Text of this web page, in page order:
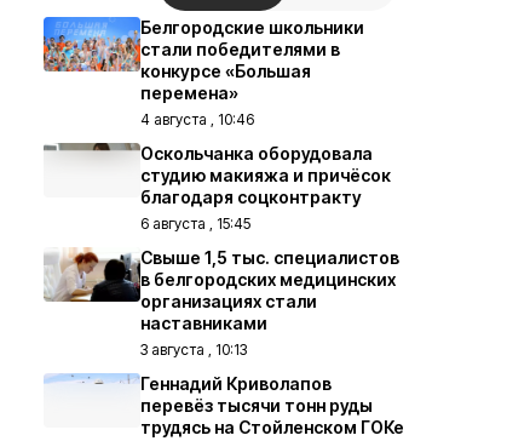
Белгородские школьники
стали победителями в
конкурсе «Большая
перемена»
4 августа , 10:46
Оскольчанка оборудовала
студию макияжа и причёсок
благодаря соцконтракту
6 августа , 15:45
Свыше 1,5 тыс. специалистов
в белгородских медицинских
организациях стали
наставниками
3 августа , 10:13
Геннадий Криволапов
перевёз тысячи тонн руды
трудясь на Стойленском ГОКе